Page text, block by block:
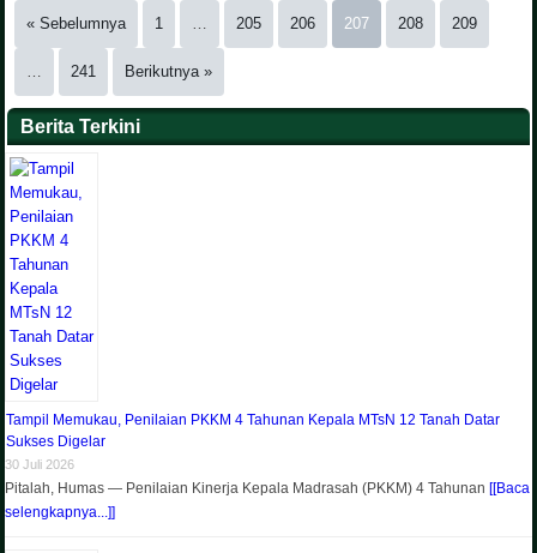
« Sebelumnya 1 205 206 207 208 209
241 Berikutnya »
Berita Terkini
Tampil Memukau, Penilaian PKKM 4 Tahunan Kepala MTsN 12 Tanah Datar
Sukses Digelar
30 Juli 2026
Pitalah, Humas — Penilaian Kinerja Kepala Madrasah (PKKM) 4 Tahunan[[Baca
selengkapnya...]]